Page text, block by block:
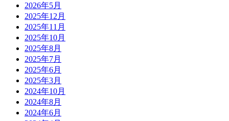
2026年5月
2025年12月
2025年11月
2025年10月
2025年8月
2025年7月
2025年6月
2025年3月
2024年10月
2024年8月
2024年6月